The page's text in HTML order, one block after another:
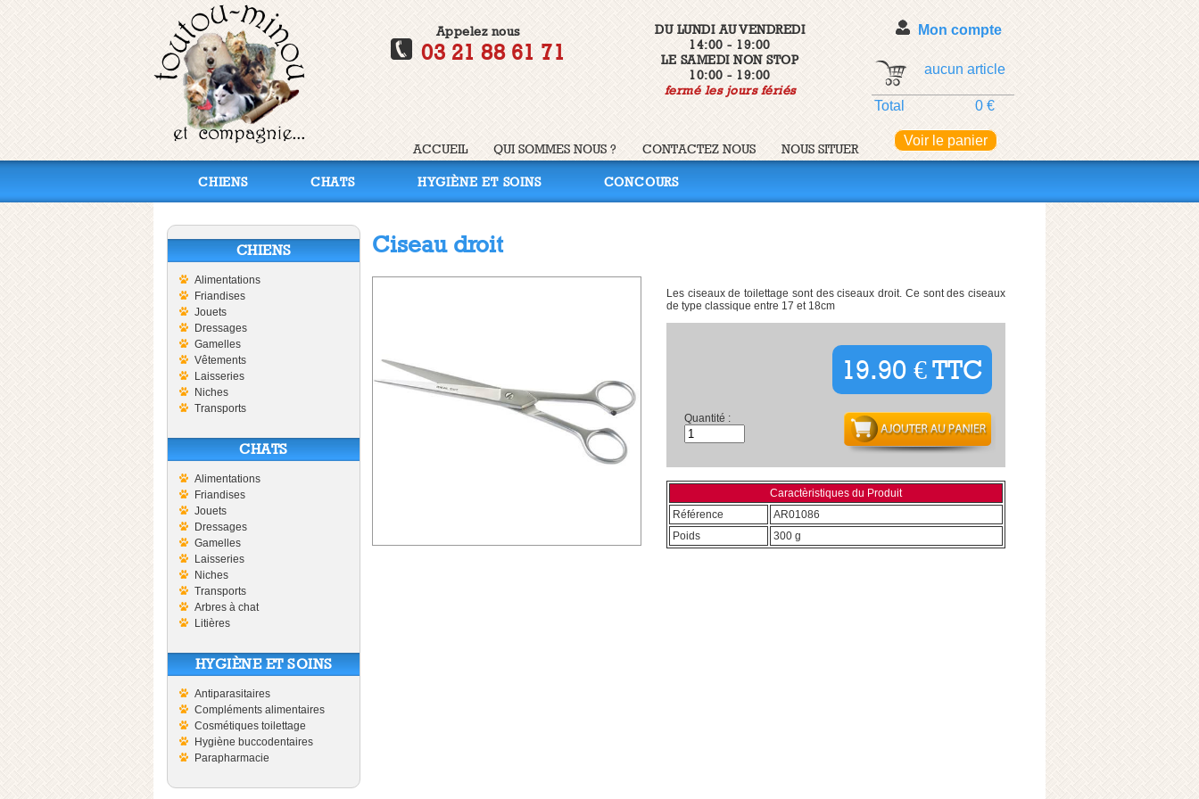
Mon compte
aucun article
Total 0 €
Voir le panier
Appelez nous
03 21 88 61 71
DU LUNDI AU VENDREDI
14:00 - 19:00
LE SAMEDI NON STOP
10:00 - 19:00
fermé les jours fériés
ACCUEIL QUI SOMMES NOUS ? CONTACTEZ NOUS NOUS SITUER
CHIENS CHATS HYGIÈNE ET SOINS CONCOURS
CHIENS
Alimentations
Friandises
Jouets
Dressages
Gamelles
Vêtements
Laisseries
Niches
Transports
CHATS
Alimentations
Friandises
Jouets
Dressages
Gamelles
Laisseries
Niches
Transports
Arbres à chat
Litières
HYGIÈNE ET SOINS
Antiparasitaires
Compléments alimentaires
Cosmétiques toilettage
Hygiène buccodentaires
Parapharmacie
Ciseau droit
Les ciseaux de toilettage sont des ciseaux droit. Ce sont des ciseaux
de type classique entre 17 et 18cm
19.90 € TTC
Quantité :
Caractèristiques du Produit
Référence
AR01086
Poids
300 g